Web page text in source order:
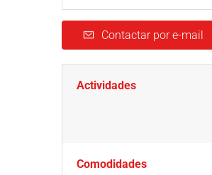
Contactar por e-mail
Actividades
Comodidades